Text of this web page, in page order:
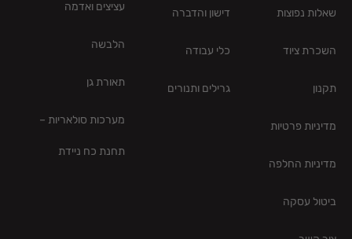
שאלות נפוצות
השכרת ציוד
תקנון
מדיניות פרטיות
מדיניות החלפה
ביטול עסקה
דישון והדברה
כלי עבודה
גרילים ותנורים
עציצים ואדמה
הלבשה
תאורת גן
מערכות סולאריות –
תחנת כח ניידת